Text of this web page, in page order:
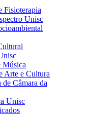
Fisioterapia
Unisc
Música
Arte e Cultura
de Câmara da
Unisc